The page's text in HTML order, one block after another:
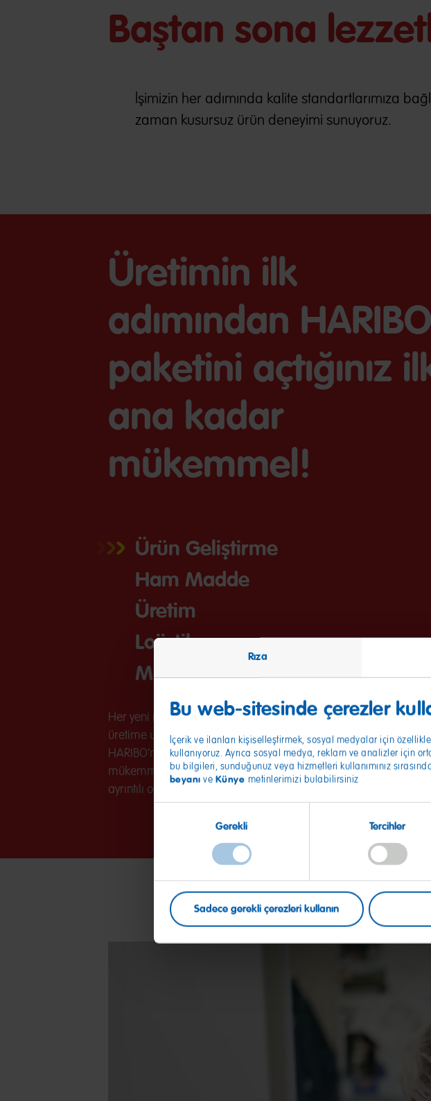
Rıza
Bu web-sitesinde çerezler
İçerik ve ilanları kişiselleştirmek, sosyal medyalar için
kullanıyoruz. Ayrıca sosyal medya, reklam ve analizler için
bu bilgileri, sunduğunuz veya hizmetleri kullanımınız
beyanı ve Künye metinlerimizi bulabilirsiniz
Gerekli Tercihler
Sadece gerekli çerezleri kullanın
Baştan sona
İşimizin her adımında kalite standartlarımıza
zaman kusursuz ürün deneyimi sunuyoruz.
Üretimin ilk
adımından HARIBO
paketini açtığınız
ana kadar
mükemmel!
Ürün Geliştirme
Ham Madde
Üretim
Lojistik
Müşteri ve tüketiciler
Her yeni reçetedeki her bir malzemenin kalitesini helal
üretime uygun olacak şekilde dikkatlice kontrol ediyoruz ve
HARIBO’nun lezzetli ailesinin her yeni üyesini, reçetemiz
mükemmel olana kadar; tat, koku ve tutarlılık açısından
ayrıntılı olarak test ediyoruz.